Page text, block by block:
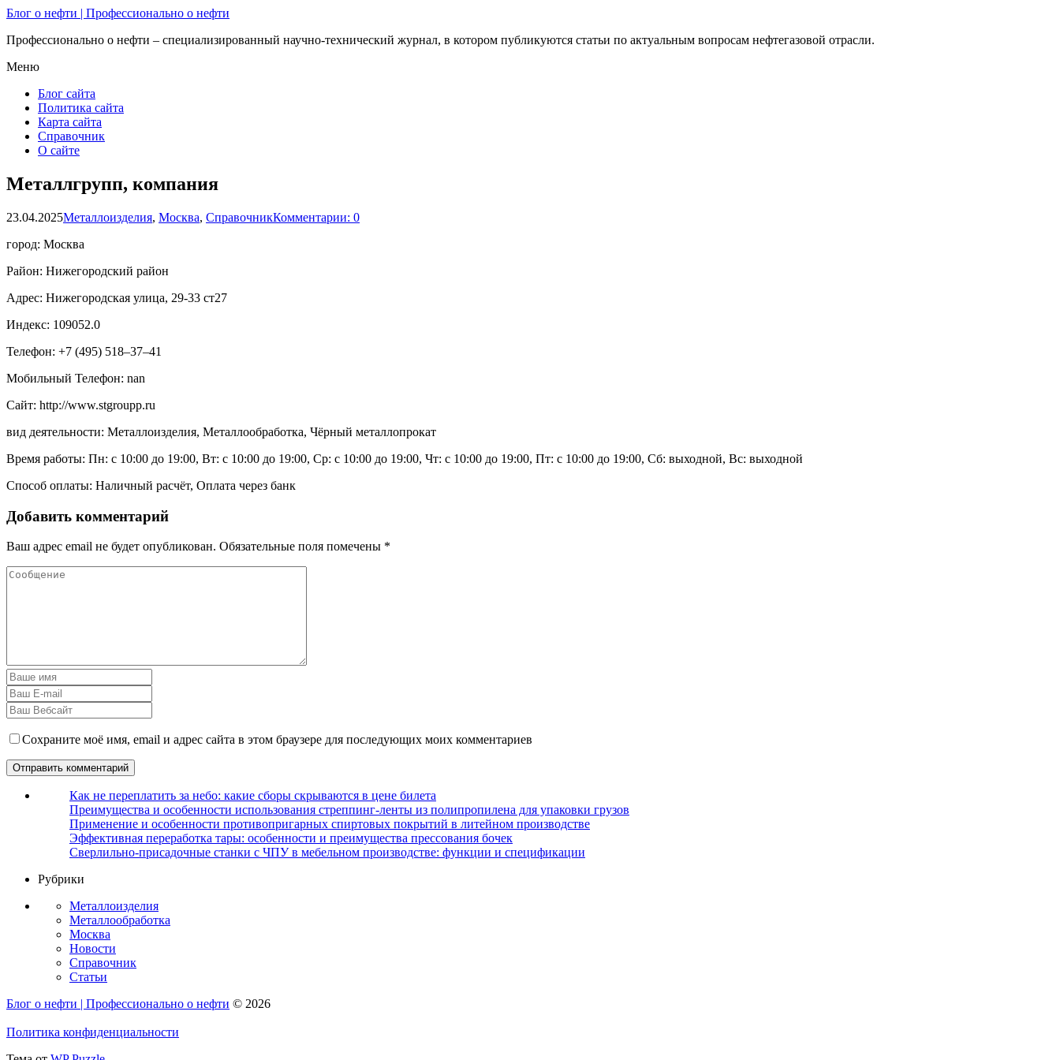
Блог о нефти | Профессионально о нефти
Профессионально о нефти – специализированный научно-технический журнал, в котором публикуются статьи по актуальным вопросам нефтегазовой отрасли.
Меню
Блог сайта
Политика сайта
Карта сайта
Справочник
О сайте
Металлгрупп, компания
23.04.2025Металлоизделия, Москва, СправочникКомментарии: 0
город: Москва
Район: Нижегородский район
Адрес: Нижегородская улица, 29-33 ст27
Индекс: 109052.0
Телефон: +7 (495) 518‒37‒41
Мобильный Телефон: nan
Сайт: http://www.stgroupp.ru
вид деятельности: Металлоизделия, Металлообработка, Чёрный металлопрокат
Время работы: Пн: с 10:00 до 19:00, Вт: с 10:00 до 19:00, Ср: с 10:00 до 19:00, Чт: с 10:00 до 19:00, Пт: с 10:00 до 19:00, Сб: выходной, Вс: выходной
Способ оплаты: Наличный расчёт, Оплата через банк
Добавить комментарий
Ваш адрес email не будет опубликован. Обязательные поля помечены *
Сохраните моё имя, email и адрес сайта в этом браузере для последующих моих комментариев
Как не переплатить за небо: какие сборы скрываются в цене билета
Преимущества и особенности использования стреппинг-ленты из полипропилена для упаковки грузов
Применение и особенности противопригарных спиртовых покрытий в литейном производстве
Эффективная переработка тары: особенности и преимущества прессования бочек
Сверлильно-присадочные станки с ЧПУ в мебельном производстве: функции и спецификации
Рубрики
Металлоизделия
Металлообработка
Москва
Новости
Справочник
Статьи
Блог о нефти | Профессионально о нефти © 2026
Политика конфиденциальности